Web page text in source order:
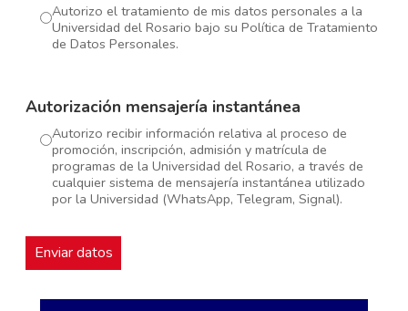
Autorizo el tratamiento de mis datos personales a la
Universidad del Rosario bajo su Política de Tratamiento
de Datos Personales.
Autorización mensajería instantánea
Autorizo recibir información relativa al proceso de
promoción, inscripción, admisión y matrícula de
programas de la Universidad del Rosario, a través de
cualquier sistema de mensajería instantánea utilizado
por la Universidad (WhatsApp, Telegram, Signal).